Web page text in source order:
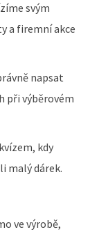
svým
a firemní akce
napsat
při výběrovém
kdy
malý dárek.
ve výrobě,